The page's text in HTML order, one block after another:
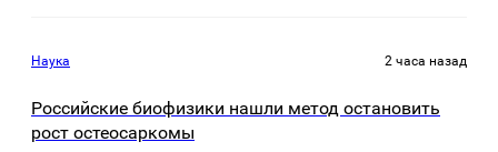
Наука 2 часа назад
Российские биофизики нашли метод остановить
рост остеосаркомы